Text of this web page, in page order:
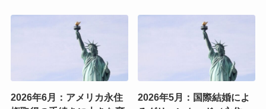
2026年6月：アメリカ永住
2026年5月：国際結婚によ